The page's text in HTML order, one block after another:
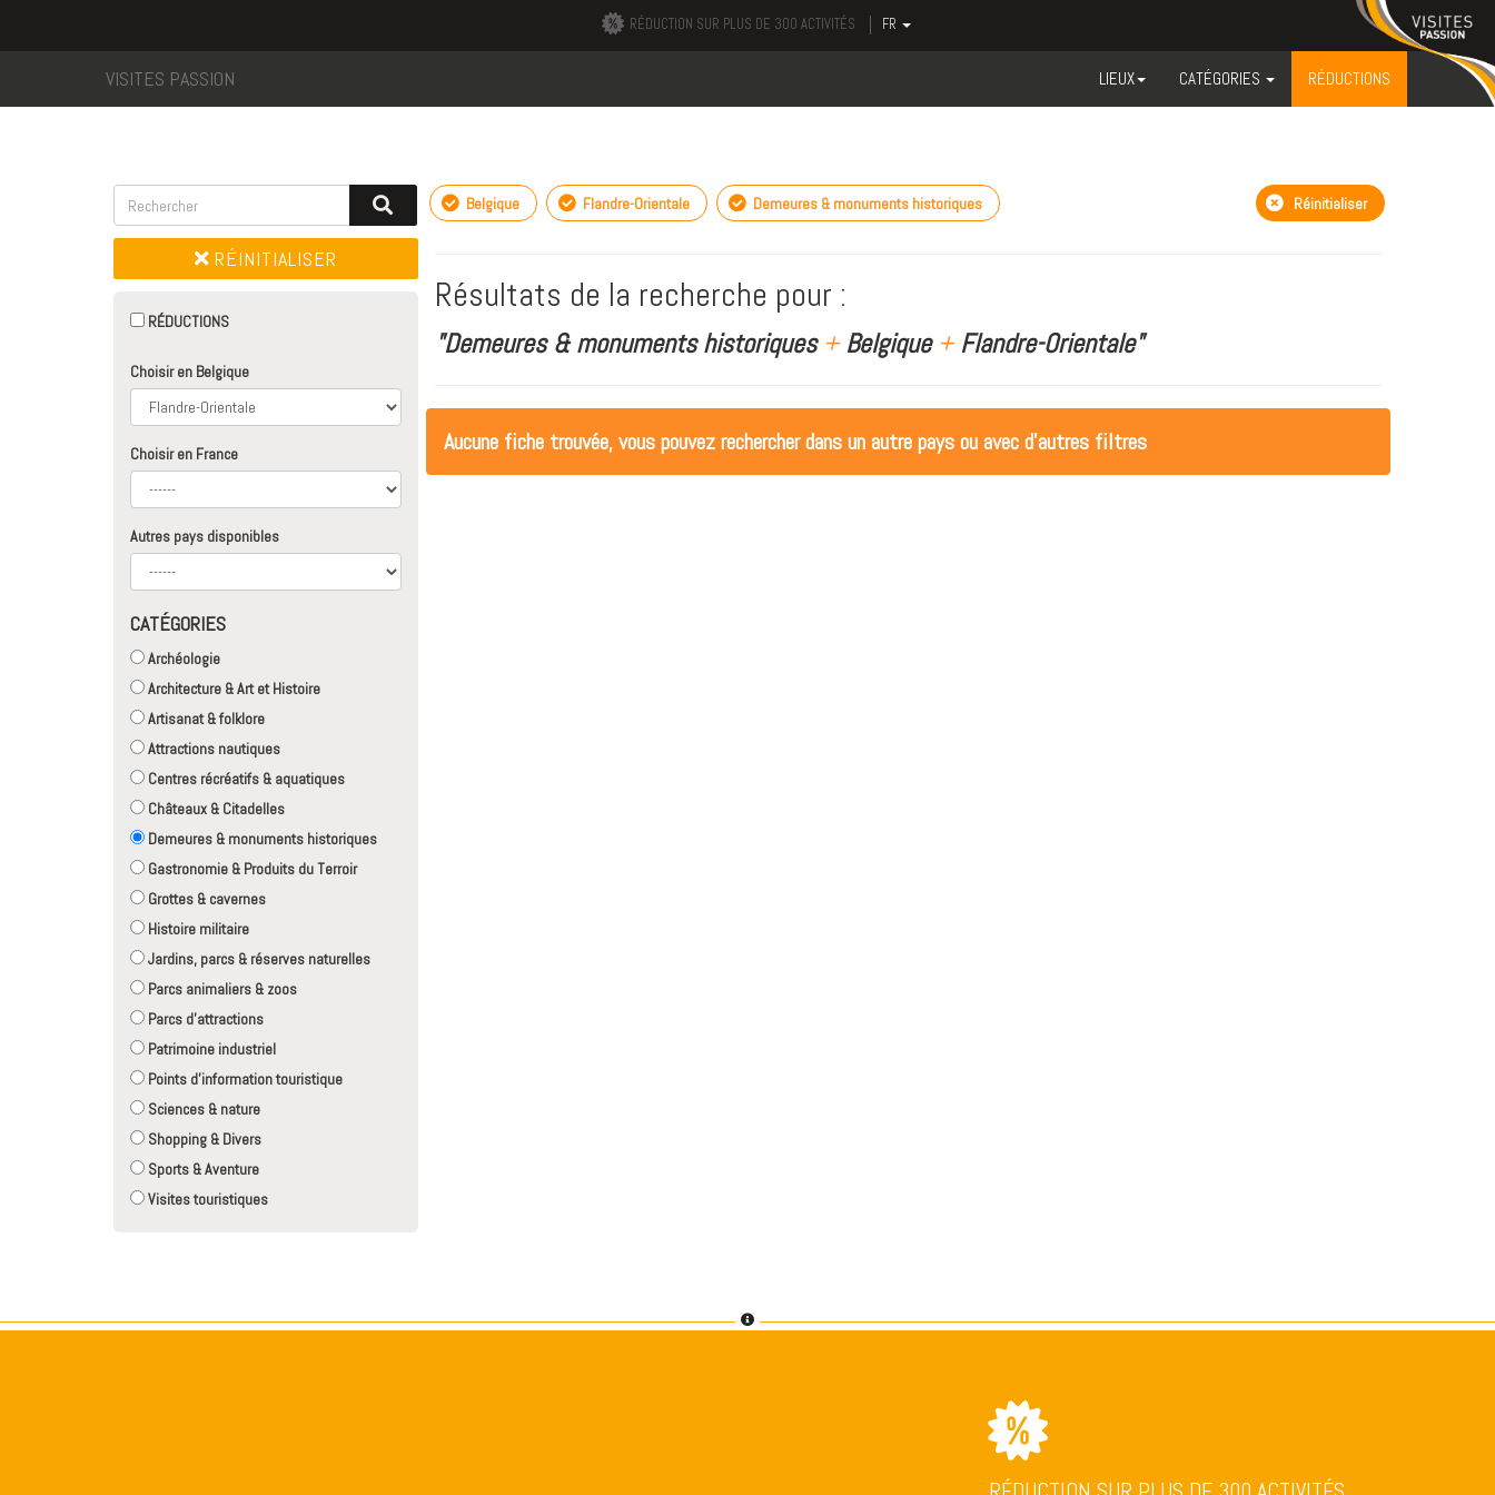
RÉDUCTION SUR PLUS DE 300 ACTIVITÉS FR
VISITES PASSION LIEUX CATÉGORIES RÉDUCTIONS
RÉINITIALISER
RÉDUCTIONS
Choisir en Belgique
Choisir en France
Autres pays disponibles
CATÉGORIES
Archéologie
Architecture & Art et Histoire
Artisanat & folklore
Attractions nautiques
Centres récréatifs & aquatiques
Châteaux & Citadelles
Demeures & monuments historiques
Gastronomie & Produits du Terroir
Grottes & cavernes
Histoire militaire
Jardins, parcs & réserves naturelles
Parcs animaliers & zoos
Parcs d'attractions
Patrimoine industriel
Points d'information touristique
Sciences & nature
Shopping & Divers
Sports & Aventure
Visites touristiques
Belgique Flandre-Orientale Demeures & monuments historiques Réinitialiser
Résultats de la recherche pour :
"Demeures & monuments historiques +Belgique +Flandre-Orientale"
Aucune fiche trouvée, vous pouvez rechercher dans un autre pays ou avec d'autres filtres